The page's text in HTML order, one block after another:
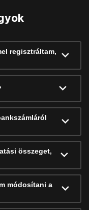
regisztráltam,
összeget,
módosítani a